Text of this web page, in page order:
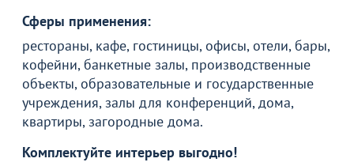
Сферы применения:
рестораны, кафе, гостиницы, офисы, отели, бары,
кофейни, банкетные залы, производственные
объекты, образовательные и государственные
учреждения, залы для конференций, дома,
квартиры, загородные дома.
Комплектуйте интерьер выгодно!